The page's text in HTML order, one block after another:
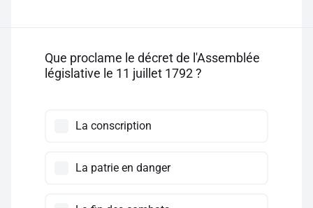
Que proclame le décret de l'Assemblée
législative le 11 juillet 1792 ?
La conscription
La patrie en danger